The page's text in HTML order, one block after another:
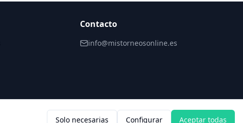
Solo necesarias Configurar Aceptar todas
Contacto
info@mistorneosonline.es